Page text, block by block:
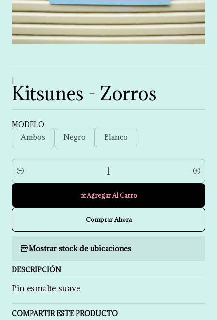
Kitsunes - Zorros
MODELO
Ambos
Negro Blanco
Cantidad
Agregar Al Carro
Comprar Ahora
Mostrar stock de ubicaciones
DESCRIPCIÓN
Pin esmalte suave
COMPARTIR ESTE PRODUCTO